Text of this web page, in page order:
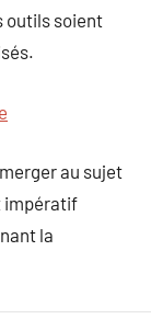
outils soient
au sujet
impératif
la